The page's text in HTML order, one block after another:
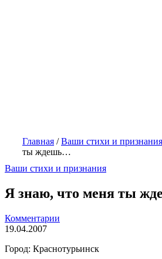
Главная /Ваши стихи и признания
ты ждешь…
Ваши стихи и признания
Я знаю, что меня ты
Комментарии
19.04.2007
Город: Краснотурьинск